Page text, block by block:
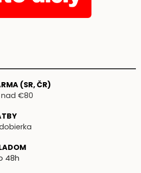
(SR, ČR)
nad €80
48h